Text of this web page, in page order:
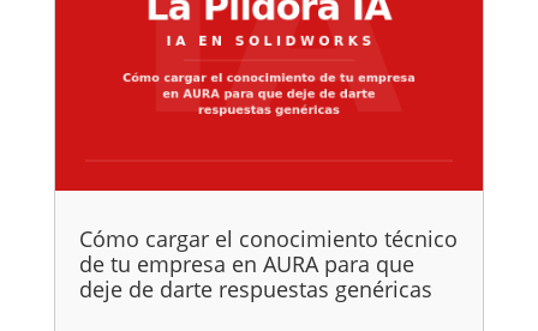
Cómo cargar el conocimiento técnico
de tu empresa en AURA para que
deje de darte respuestas genéricas